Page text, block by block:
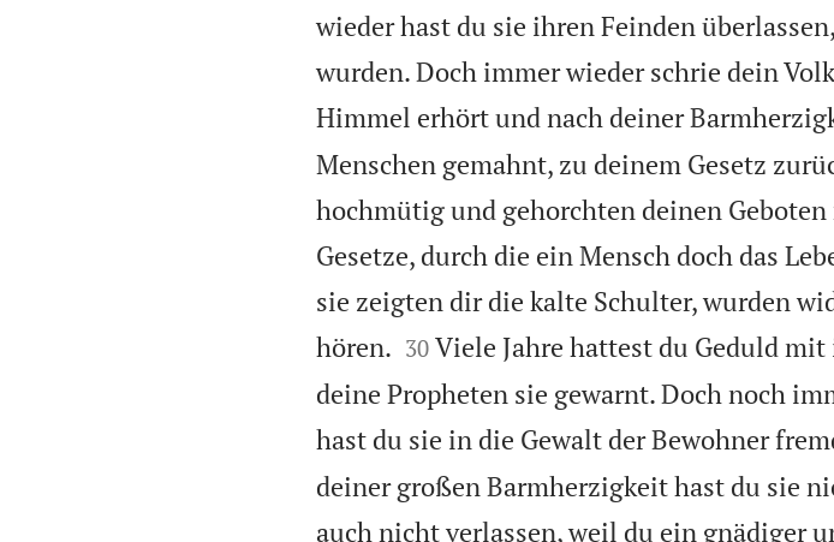
wieder hast du sie ihren Feinden
wurden. Doch immer wieder schrie dein
Himmel erhört und nach deiner
Menschen gemahnt, zu deinem Gesetz
hochmütig und gehorchten deinen
Gesetze, durch die ein Mensch doch das
sie zeigten dir die kalte Schulter, wurden
hören.
30 Viele Jahre hattest du Geduld
deine Propheten sie gewarnt. Doch noch
hast du sie in die Gewalt der Bewohner
deiner großen Barmherzigkeit hast du sie
auch nicht verlassen, weil du ein gnädiger